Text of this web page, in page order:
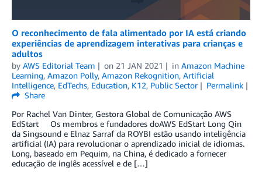
O reconhecimento de fala alimentado por IA está criando
experiências de aprendizagem interativas para crianças e
adultos
by AWS Editorial Team on 21 JAN 2021 in Amazon Machine
Learning, Amazon Polly, Amazon Rekognition, Artificial
Intelligence, EdTechs, Education, K12, Public Sector
Permalink
Share
Por Rachel Van Dinter, Gestora Global de Comunicação AWS
EdStart Os membros e fundadores doAWS EdStart Long Qin
da Singsound e Elnaz Sarraf da ROYBI estão usando inteligência
artificial (IA) para revolucionar o aprendizado inicial de idiomas.
Long, baseado em Pequim, na China, é dedicado a fornecer
educação de inglês acessível e de […]